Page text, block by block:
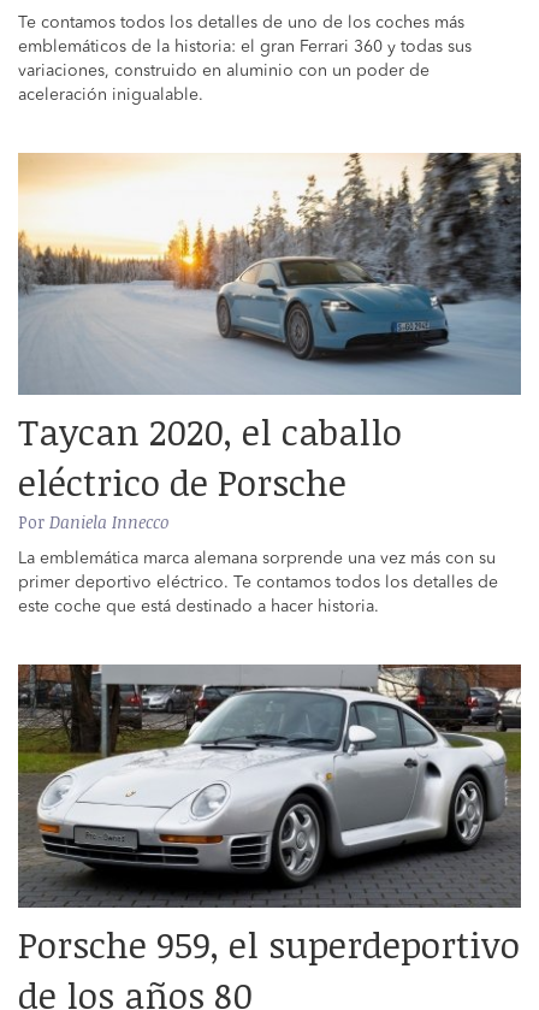
Te contamos todos los detalles de uno de los coches más
emblemáticos de la historia: el gran Ferrari 360 y todas sus
variaciones, construido en aluminio con un poder de
aceleración inigualable.
Taycan 2020, el caballo
eléctrico de Porsche
Por Daniela Innecco
La emblemática marca alemana sorprende una vez más con su
primer deportivo eléctrico. Te contamos todos los detalles de
este coche que está destinado a hacer historia.
Porsche 959, el superdeportivo
de los años 80